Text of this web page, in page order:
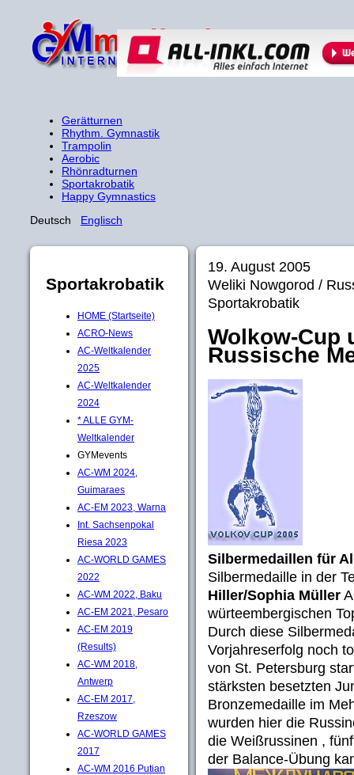
Gerätturnen
Rhythm. Gymnastik
Trampolin
Aerobic
Rhönradturnen
Sportakrobatik
Happy Gymnastics
Deutsch Englisch
Sportakrobatik
HOME (Startseite)
ACRO-News
AC-Weltkalender
2025
AC-Weltkalender
2024
* ALLE GYM-
Weltkalender
GYMevents
AC-WM 2024,
Guimaraes
AC-EM 2023, Warna
Int. Sachsenpokal
Riesa 2023
AC-WORLD GAMES
2022
AC-WM 2022, Baku
AC-EM 2021, Pesaro
AC-EM 2019
(Results)
AC-WM 2018,
Antwerp
AC-EM 2017,
Rzeszow
AC-WORLD GAMES
2017
AC-WM 2016 Putian
19. August 2005
Weliki Nowgorod /
Sportakrobatik
Wolkow-Cup
Russische
Silbermedaillen für
Silbermedaille in der
Hiller/Sophia Müller
würteembergischen
Durch diese
Vorjahreserfolg noch
von St. Petersburg
stärksten besetzten
Bronzemedaille im
wurden hier die
die Weißrussinen ,
der Balance-Übung